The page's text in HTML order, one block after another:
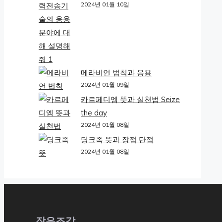
2024년 01월 10일
메라비언 법칙과 응용
2024년 01월 09일
카르페디엠 뜻과 실천법 Seize
the day
2024년 01월 08일
딩크족 뜻과 장점 단점
2024년 01월 08일